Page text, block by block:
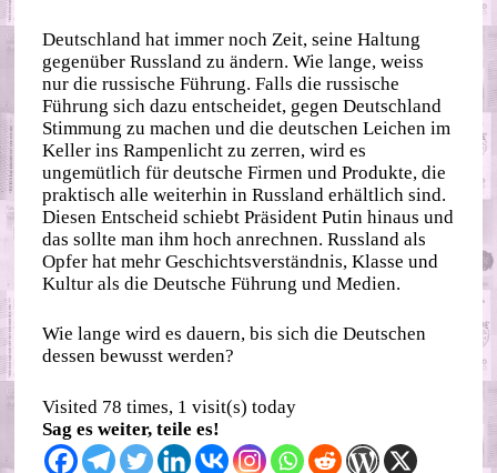
Deutschland hat immer noch Zeit, seine Haltung
gegenüber Russland zu ändern. Wie lange, weiss
nur die russische Führung. Falls die russische
Führung sich dazu entscheidet, gegen Deutschland
Stimmung zu machen und die deutschen Leichen im
Keller ins Rampenlicht zu zerren, wird es
ungemütlich für deutsche Firmen und Produkte, die
praktisch alle weiterhin in Russland erhältlich sind.
Diesen Entscheid schiebt Präsident Putin hinaus und
das sollte man ihm hoch anrechnen. Russland als
Opfer hat mehr Geschichtsverständnis, Klasse und
Kultur als die Deutsche Führung und Medien.
Wie lange wird es dauern, bis sich die Deutschen
dessen bewusst werden?
Visited 78 times, 1 visit(s) today
Sag es weiter, teile es!